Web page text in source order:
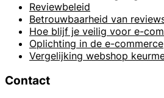
Reviewbeleid
Betrouwbaarheid van
Hoe blijf je veilig voor e-
Oplichting in de e-commerce
Vergelijking webshop
Contact